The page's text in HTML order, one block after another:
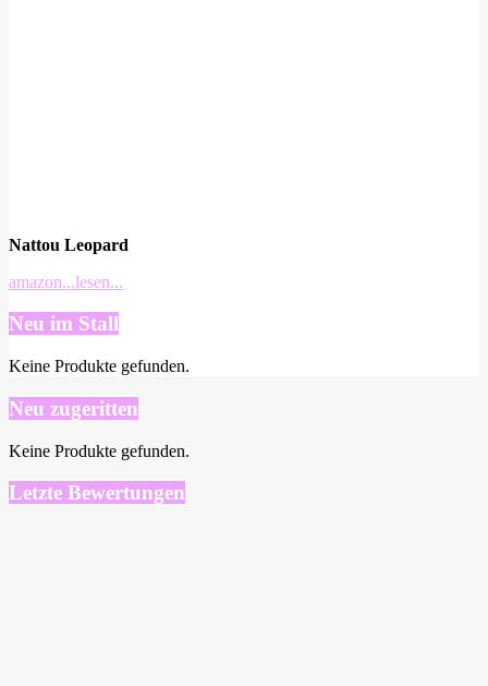
Nattou Leopard
amazon...lesen...
Neu im Stall
Keine Produkte gefunden.
Neu zugeritten
Keine Produkte gefunden.
Letzte Bewertungen